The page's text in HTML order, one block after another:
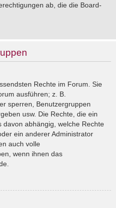
ab, die die Board-
Rechte im Forum. Sie
ausführen; z. B.
sperren, Benutzergruppen
usw. Die Rechte, die ein
abhängig, welche Rechte
ein anderer Administrator
auch volle
wenn ihnen das